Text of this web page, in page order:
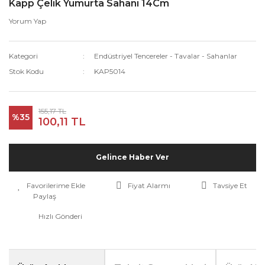
Kapp Çelik Yumurta Sahanı 14Cm
Yorum Yap
Kategori
Endüstriyel Tencereler - Tavalar - Sahanlar
Stok Kodu
KAP5014
%35
155,17 TL
100,11 TL
Gelince Haber Ver
Fiyat Alarmı
Tavsiye Et
Paylaş
Hızlı Gönderi